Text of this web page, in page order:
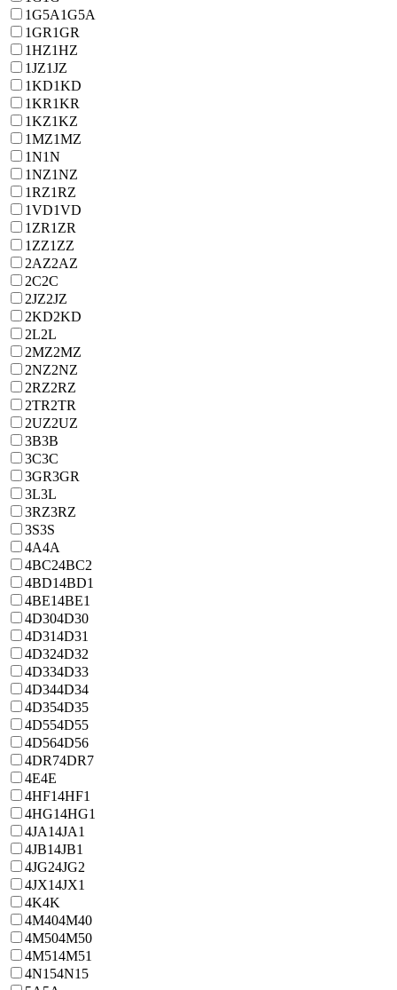
1G5A1G5A
1GR1GR
1HZ1HZ
1JZ1JZ
1KD1KD
1KR1KR
1KZ1KZ
1MZ1MZ
1N1N
1NZ1NZ
1RZ1RZ
1VD1VD
1ZR1ZR
1ZZ1ZZ
2AZ2AZ
2C2C
2JZ2JZ
2KD2KD
2L2L
2MZ2MZ
2NZ2NZ
2RZ2RZ
2TR2TR
2UZ2UZ
3B3B
3C3C
3GR3GR
3L3L
3RZ3RZ
3S3S
4A4A
4BC24BC2
4BD14BD1
4BE14BE1
4D304D30
4D314D31
4D324D32
4D334D33
4D344D34
4D354D35
4D554D55
4D564D56
4DR74DR7
4E4E
4HF14HF1
4HG14HG1
4JA14JA1
4JB14JB1
4JG24JG2
4JX14JX1
4K4K
4M404M40
4M504M50
4M514M51
4N154N15